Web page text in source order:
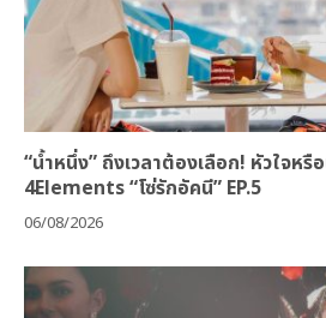
“น้ำหนึ่ง” ถึงเวลาต้องเลือก! หัวใจห
4Elements “โซ่รักอัคนี” EP.5
06/08/2026